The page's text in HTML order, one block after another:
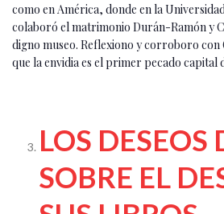
como en América, donde en la
colaboró el matrimonio Durán-Ramón y
digno museo. Reflexiono y corroboro con
que la envidia es el primer pecado capital
LOS DESEOS
SOBRE EL